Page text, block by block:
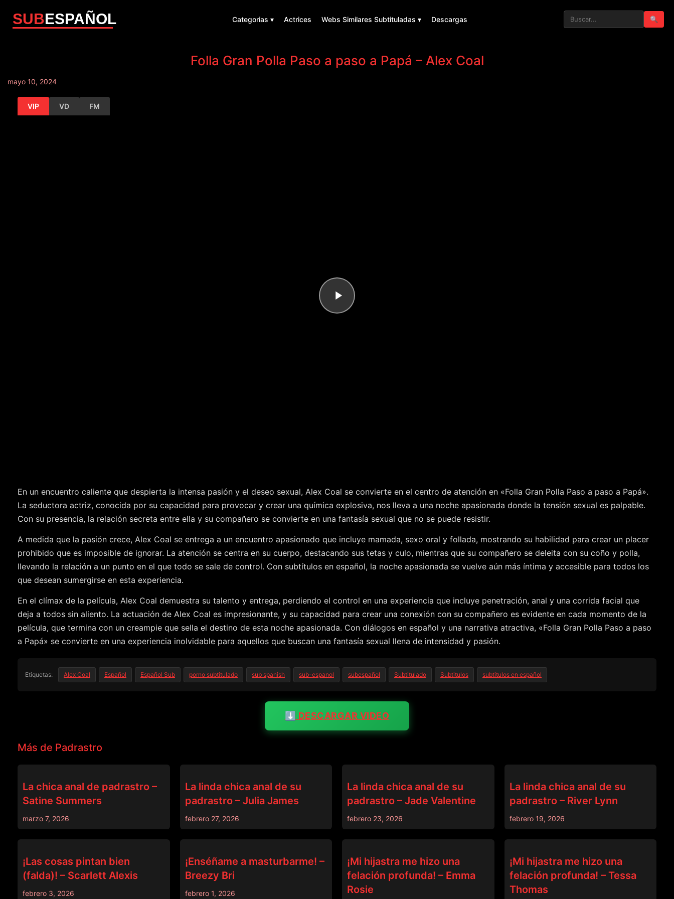
SUBESPAÑOL Categorias ▾ Actrices Webs Similares Subtituladas ▾ Descargas 🔍
Folla Gran Polla Paso a paso a Papá – Alex Coal
mayo 10, 2024
VIP VD FM
En un encuentro caliente que despierta la intensa pasión y el deseo sexual, Alex Coal se convierte en el centro de atención en «Folla Gran Polla Paso a paso a Papá».
La seductora actriz, conocida por su capacidad para provocar y crear una química explosiva, nos lleva a una noche apasionada donde la tensión sexual es palpable.
Con su presencia, la relación secreta entre ella y su compañero se convierte en una fantasía sexual que no se puede resistir.
A medida que la pasión crece, Alex Coal se entrega a un encuentro apasionado que incluye mamada, sexo oral y follada, mostrando su habilidad para crear un placer
prohibido que es imposible de ignorar. La atención se centra en su cuerpo, destacando sus tetas y culo, mientras que su compañero se deleita con su coño y polla,
llevando la relación a un punto en el que todo se sale de control. Con subtítulos en español, la noche apasionada se vuelve aún más íntima y accesible para todos los
que desean sumergirse en esta experiencia.
En el clímax de la película, Alex Coal demuestra su talento y entrega, perdiendo el control en una experiencia que incluye penetración, anal y una corrida facial que
deja a todos sin aliento. La actuación de Alex Coal es impresionante, y su capacidad para crear una conexión con su compañero es evidente en cada momento de la
película, que termina con un creampie que sella el destino de esta noche apasionada. Con diálogos en español y una narrativa atractiva, «Folla Gran Polla Paso a paso
a Papá» se convierte en una experiencia inolvidable para aquellos que buscan una fantasía sexual llena de intensidad y pasión.
Etiquetas: Alex Coal Español Español Sub porno subtitulado sub spanish sub-espanol subespañol Subtitulado Subtitulos subtitulos en español
⬇️ DESCARGAR VIDEO
Más de Padrastro
La chica anal de padrastro –
Satine Summers
marzo 7, 2026
La linda chica anal de su
padrastro – Julia James
febrero 27, 2026
La linda chica anal de su
padrastro – Jade Valentine
febrero 23, 2026
La linda chica anal de su
padrastro – River Lynn
febrero 19, 2026
¡Las cosas pintan bien
(falda)! – Scarlett Alexis
febrero 3, 2026
¡Enséñame a masturbarme! –
Breezy Bri
febrero 1, 2026
¡Mi hijastra me hizo una
felación profunda! – Emma
Rosie
¡Mi hijastra me hizo una
felación profunda! – Tessa
Thomas